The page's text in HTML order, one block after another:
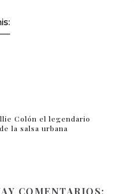
Colón el legendario
la salsa urbana
COMENTARIOS: